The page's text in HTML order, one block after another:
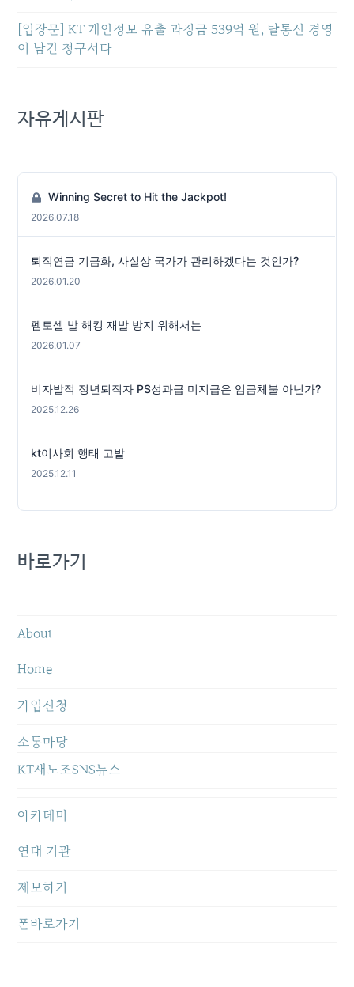
[입장문] KT 개인정보 유출 과징금 539억 원, 탈통신 경영
이 남긴 청구서다
자유게시판
Winning Secret to Hit the Jackpot!
2026.07.18
퇴직연금 기금화, 사실상 국가가 관리하겠다는 것인가?
2026.01.20
펨토셀 발 해킹 재발 방지 위해서는
2026.01.07
비자발적 정년퇴직자 PS성과급 미지급은 임금체불 아닌가?
2025.12.26
kt이사회 행태 고발
2025.12.11
바로가기
About
Home
가입신청
소통마당
KT새노조SNS뉴스
아카데미
연대 기관
제보하기
폰바로가기